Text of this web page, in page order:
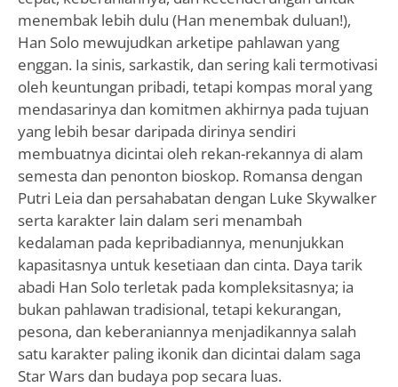
menembak lebih dulu (Han menembak duluan!),
Han Solo mewujudkan arketipe pahlawan yang
enggan. Ia sinis, sarkastik, dan sering kali termotivasi
oleh keuntungan pribadi, tetapi kompas moral yang
mendasarinya dan komitmen akhirnya pada tujuan
yang lebih besar daripada dirinya sendiri
membuatnya dicintai oleh rekan-rekannya di alam
semesta dan penonton bioskop. Romansa dengan
Putri Leia dan persahabatan dengan Luke Skywalker
serta karakter lain dalam seri menambah
kedalaman pada kepribadiannya, menunjukkan
kapasitasnya untuk kesetiaan dan cinta. Daya tarik
abadi Han Solo terletak pada kompleksitasnya; ia
bukan pahlawan tradisional, tetapi kekurangan,
pesona, dan keberaniannya menjadikannya salah
satu karakter paling ikonik dan dicintai dalam saga
Star Wars dan budaya pop secara luas.